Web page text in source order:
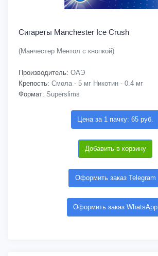
Сигареты Manchester Ice Crush
(Манчестер Ментол с кнопкой)
Производитель: ОАЭ
Крепость: Смола - 5 мг Никотин - 0.4 мг
Формат: Superslims
Цена за 1 пачку: 65 руб.
Добавить в корзину
Оформить заказ Telegram
Оформить заказ WhatsApp